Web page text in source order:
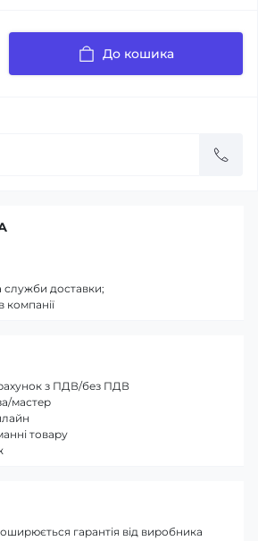
До кошика
служби доставки;
компанії
з ПДВ/без ПДВ
мастер
товару
гарантія від виробника